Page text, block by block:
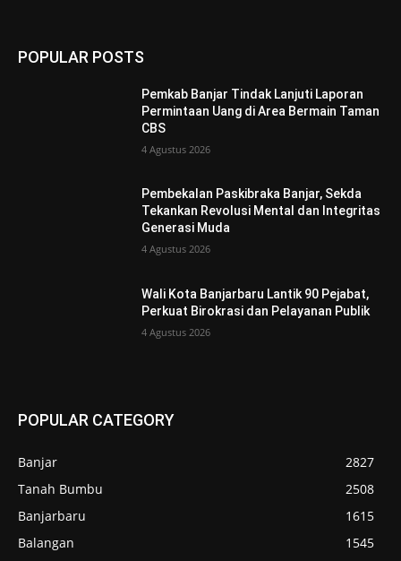
POPULAR POSTS
Pemkab Banjar Tindak Lanjuti Laporan
Permintaan Uang di Area Bermain Taman
CBS
4 Agustus 2026
Pembekalan Paskibraka Banjar, Sekda
Tekankan Revolusi Mental dan Integritas
Generasi Muda
4 Agustus 2026
Wali Kota Banjarbaru Lantik 90 Pejabat,
Perkuat Birokrasi dan Pelayanan Publik
4 Agustus 2026
POPULAR CATEGORY
Banjar
2827
Tanah Bumbu
2508
Banjarbaru
1615
Balangan
1545